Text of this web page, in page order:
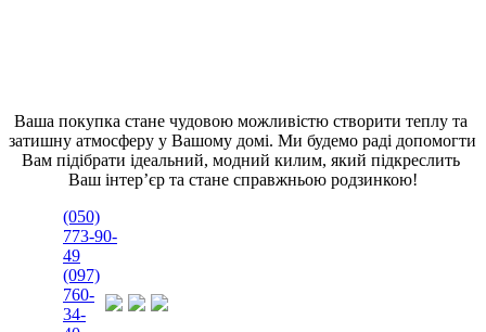
Ваша покупка стане чудовою можливістю створити теплу та
затишну атмосферу у Вашому домі. Ми будемо раді допомогти
Вам підібрати ідеальний, модний килим, який підкреслить
Ваш інтер’єр та стане справжньою родзинкою!
(050)
773-90-
49
(097)
760-
34-